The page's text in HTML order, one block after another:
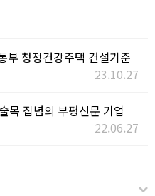
부 청정건강주택 건설기준
23.10.27
목 집념의 부평신문 기업
22.06.27